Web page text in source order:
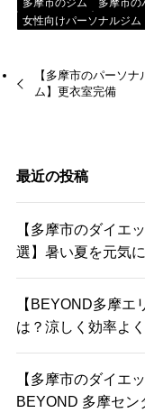
多摩市のジム
多摩市の
女性向けパーソナルジム
【多摩市のパーソナ
ム】更衣室完備
最近の投稿
【多摩市のダイエ
選】暑い夏を元気
【BEYOND多摩
は？涼しく効率よ
【多摩市のダイエ
BEYOND 多摩セン